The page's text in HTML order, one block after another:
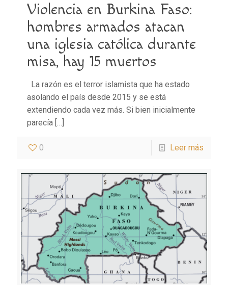
Violencia en Burkina Faso:
hombres armados atacan
una iglesia católica durante
misa, hay 15 muertos
La razón es el terror islamista que ha estado
asolando el país desde 2015 y se está
extendiendo cada vez más. Si bien inicialmente
parecía […]
0 Leer más